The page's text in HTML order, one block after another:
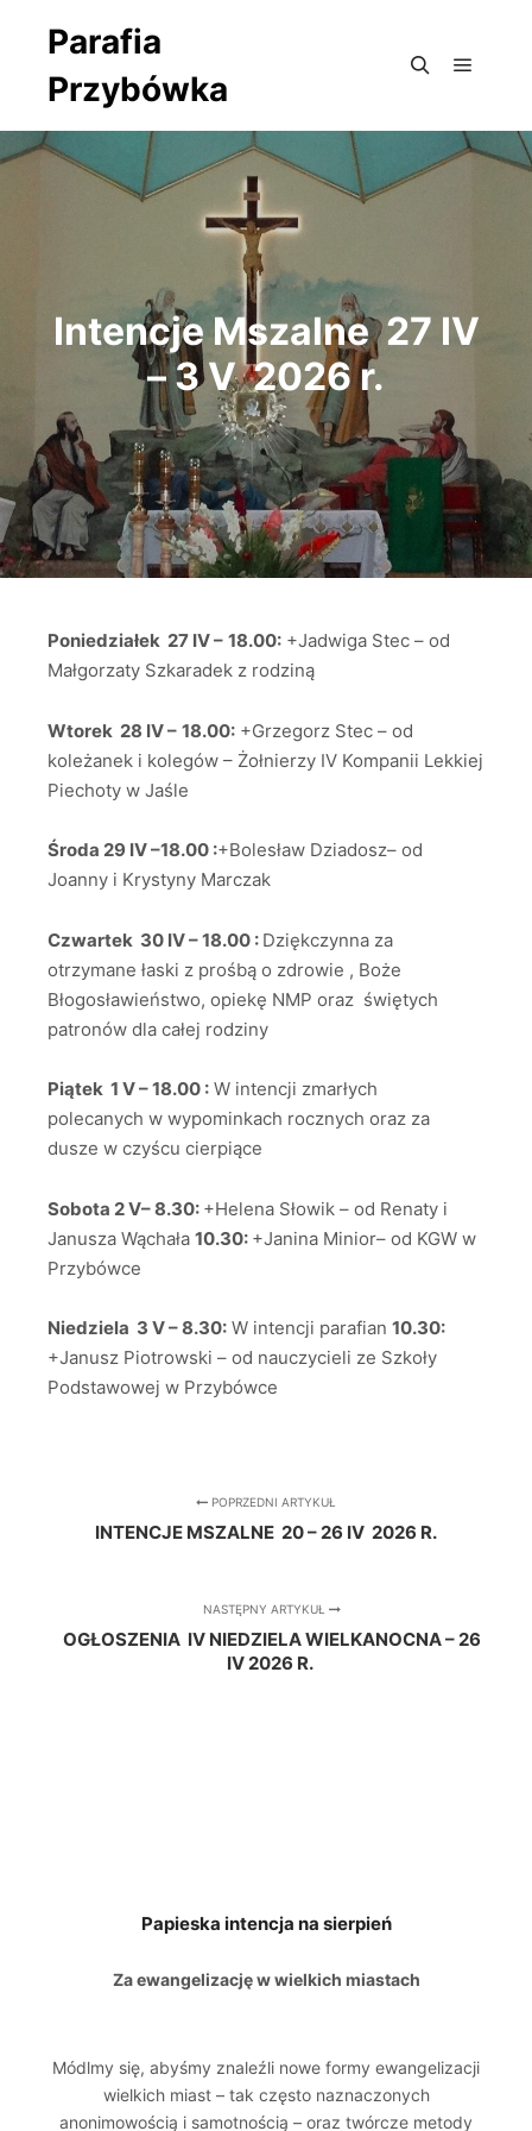
Parafia
Przybówka
Intencje Mszalne 27 IV
– 3 V 2026 r.
Poniedziałek 27 IV – 18.00: +Jadwiga Stec – od
Małgorzaty Szkaradek z rodziną
Wtorek 28 IV – 18.00: +Grzegorz Stec – od
koleżanek i kolegów – Żołnierzy IV Kompanii Lekkiej
Piechoty w Jaśle
Środa 29 IV –18.00 :+Bolesław Dziadosz– od
Joanny i Krystyny Marczak
Czwartek 30 IV – 18.00 : Dziękczynna za
otrzymane łaski z prośbą o zdrowie , Boże
Błogosławieństwo, opiekę NMP oraz świętych
patronów dla całej rodziny
Piątek 1 V – 18.00 : W intencji zmarłych
polecanych w wypominkach rocznych oraz za
dusze w czyścu cierpiące
Sobota 2 V– 8.30: +Helena Słowik – od Renaty i
Janusza Wąchała 10.30: +Janina Minior– od KGW w
Przybówce
Niedziela 3 V – 8.30: W intencji parafian 10.30:
+Janusz Piotrowski – od nauczycieli ze Szkoły
Podstawowej w Przybówce
POPRZEDNI ARTYKUŁ
INTENCJE MSZALNE 20 – 26 IV 2026 R.
NASTĘPNY ARTYKUŁ
OGŁOSZENIA IV NIEDZIELA WIELKANOCNA – 26
IV 2026 R.
Papieska intencja na sierpień
Za ewangelizację w wielkich miastach
Módlmy się, abyśmy znaleźli nowe formy ewangelizacji
wielkich miast – tak często naznaczonych
anonimowością i samotnością – oraz twórcze metody